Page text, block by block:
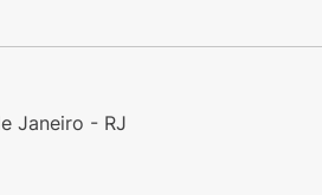
Janeiro - RJ